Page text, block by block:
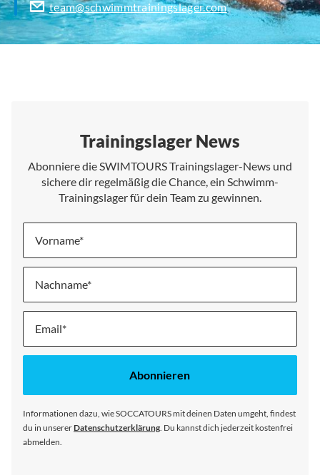
team@schwimmtrainingslager.com
Trainingslager News
Abonniere die SWIMTOURS Trainingslager-News und
sichere dir regelmäßig die Chance, ein Schwimm-
Trainingslager für dein Team zu gewinnen.
Vorname
Nachname
Melde
für
Abonnieren
Informationen dazu, wie SOCCATOURS mit deinen Daten umgeht, findest
du in unsererDatenschutzerklärung . Du kannst dich jederzeit kostenfrei
abmelden.